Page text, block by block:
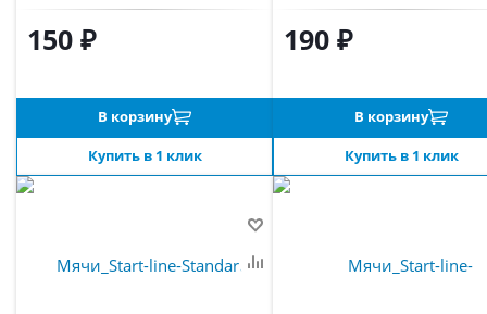
150 ₽
В корзину
Купить в 1 клик
190 ₽
В корзину
Купить в 1 клик